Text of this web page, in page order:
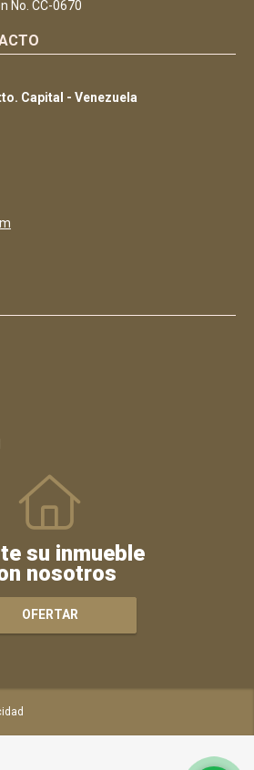
No. CC-0670
Capital - Venezuela
su inmueble
nosotros
OFERTAR